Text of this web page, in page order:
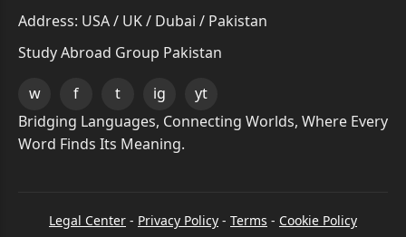
Address: USA / UK / Dubai / Pakistan
Study Abroad Group Pakistan
w f t ig
yt
Bridging Languages, Connecting Worlds, Where Every
Word Finds Its Meaning.
Legal Center - Privacy Policy - Terms - Cookie Policy